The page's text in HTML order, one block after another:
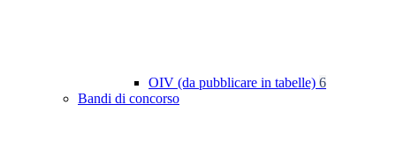
OIV (da pubblicare in tabelle) 6
Bandi di concorso